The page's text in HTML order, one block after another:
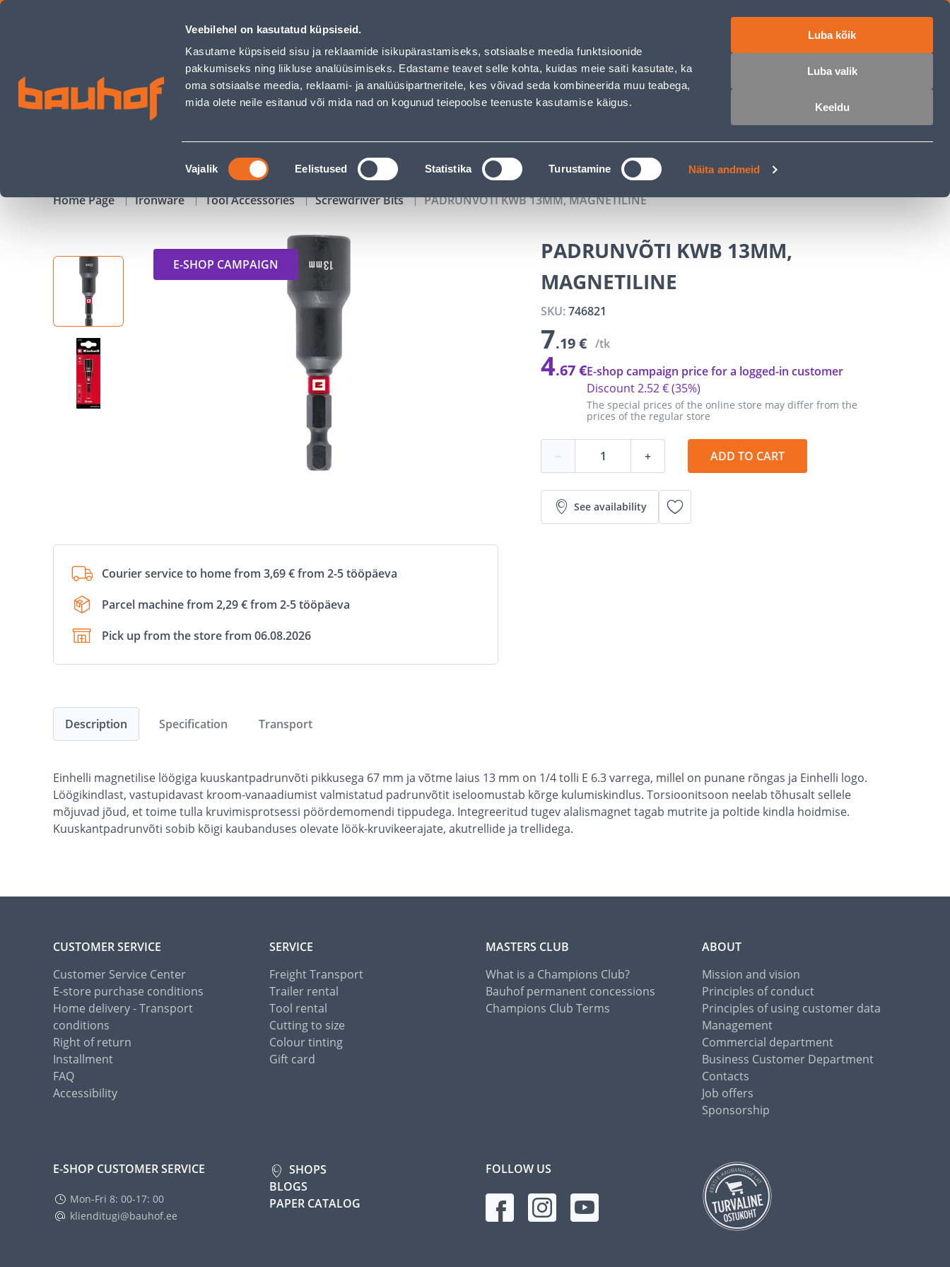
Veebilehel on kasutatud küpsiseid.
Kasutame küpsiseid sisu ja reklaamide isikupärastamiseks, sotsiaalse meedia funktsioonide
pakkumiseks ning liikluse analüüsimiseks. Edastame teavet selle kohta, kuidas meie saiti kasutate, ka
oma sotsiaalse meedia, reklaami- ja analüüsipartneritele, kes võivad seda kombineerida muu teabega,
mida olete neile esitanud või mida nad on kogunud teiepoolse teenuste kasutamise käigus.
Nõusoleku
valik
Vajalik Eelistused Statistika Turustamine Näita andmeid
Luba kõik
Luba valik
Keeldu
PADRUNVÕTI KWB 13MM, MAGNETILINE - Bauhof has loaded
Business Service Center Customer Service Services Job offers
SEARCH
CAMPAIGNS CATALOGS TOOL RENTAL MASTERS CLUB
Home Page Ironware Tool Accessories Screwdriver Bits PADRUNVÕTI KWB 13MM, MAGNETILINE
E-SHOP CAMPAIGN
Courier service to home from 3,69 € from 2-5 tööpäeva
Parcel machine from 2,29 € from 2-5 tööpäeva
Pick up from the store from 06.08.2026
PADRUNVÕTI KWB 13MM,
MAGNETILINE
SKU:746821
7.19 € /tk
4.67 €
The special prices of the online store may differ from the
prices of the regular store
Discount2.52 €(35%)
E-shop campaign price for a logged-in customer
− + ADD TO CART
See availability
Description
Einhelli magnetilise löögiga kuuskantpadrunvõti pikkusega 67 mm ja võtme laius 13 mm on 1/4 tolli E 6.3 varrega, millel on punane rõngas ja Einhelli logo.
Löögikindlast, vastupidavast kroom-vanaadiumist valmistatud padrunvõtit iseloomustab kõrge kulumiskindlus. Torsioonitsoon neelab tõhusalt sellele
mõjuvad jõud, et toime tulla kruvimisprotsessi pöördemomendi tippudega. Integreeritud tugev alalismagnet tagab mutrite ja poltide kindla hoidmise.
Kuuskantpadrunvõti sobib kõigi kaubanduses olevate löök-kruvikeerajate, akutrellide ja trellidega.
Specification Transport
CUSTOMER SERVICE
Customer Service Center
E-store purchase conditions
Home delivery - Transport
conditions
Right of return
Installment
FAQ
Accessibility
SERVICE
Freight Transport
Trailer rental
Tool rental
Cutting to size
Colour tinting
Gift card
MASTERS CLUB
What is a Champions Club?
Bauhof permanent concessions
Champions Club Terms
ABOUT
Mission and vision
Principles of conduct
Principles of using customer data
Management
Commercial department
Business Customer Department
Contacts
Job offers
Sponsorship
E-SHOP CUSTOMER SERVICE
Mon-Fri 8: 00-17: 00
klienditugi@bauhof.ee
SHOPS
BLOGS
PAPER CATALOG
FOLLOW US